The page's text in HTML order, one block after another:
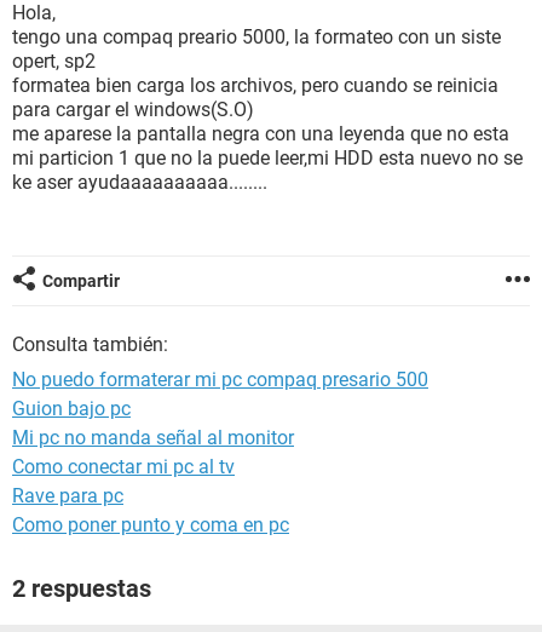
Hola,
tengo una compaq preario 5000, la formateo con un siste
opert, sp2
formatea bien carga los archivos, pero cuando se reinicia
para cargar el windows(S.O)
me aparese la pantalla negra con una leyenda que no esta
mi particion 1 que no la puede leer,mi HDD esta nuevo no se
ke aser ayudaaaaaaaaaa........
Compartir
Consulta también:
No puedo formaterar mi pc compaq presario 500
Guion bajo pc
Mi pc no manda señal al monitor
Como conectar mi pc al tv
Rave para pc
Como poner punto y coma en pc
2 respuestas